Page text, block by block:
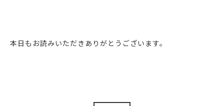
本日もお読みいただきありがとうございます。